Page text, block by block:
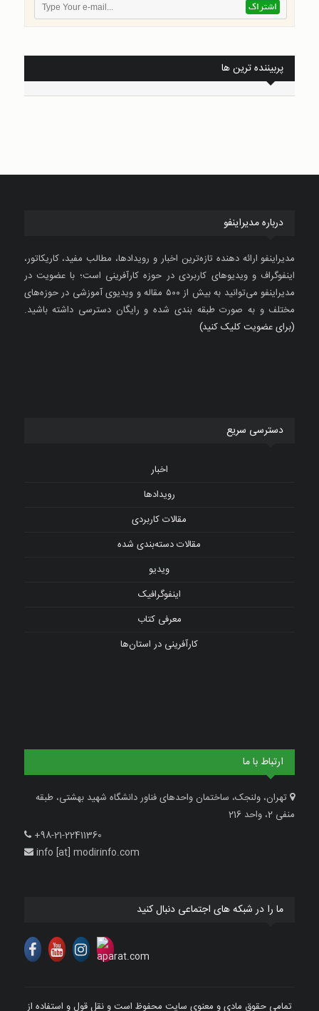
پربیننده ترین ها
درباره مدیراینفو
مدیراینفو ارائه دهنده تازه‌ترین اخبار و رویدادها، مطالب مفید، کاریکاتور،
اینفوگراف و ویدیوهای کاربردی در حوزه کارآفرینی است؛ با عضویت در
مدیراینفو می‌توانید به بیش از ۵۰۰ مقاله و ویدیوی آموزشی در حوزه‌های
مختلف و به صورت طبقه بندی شده و رایگان دسترسی داشته باشید.
(برای عضویت کلیک کنید)
دسترسی سریع
اخبار
رویدادها
مقالات کاربردی
مقالات دسته‌بندی شده
ویدیو
اینفوگرافیک
معرفی کتاب
کارآفرینی در استان‌ها
ارتباط با ما
تهران، ولنجک، ساختمان واحدهای فناور دانشگاه شهید بهشتی، طبقه
منفی 2، واحد 216
+98-21-22411360
info [at] modirinfo.com
ما را در شبکه های اجتماعی دنبال کنید
تمامی حقوق مادی و معنوی سایت محفوظ است و نقل قول و استفاده از